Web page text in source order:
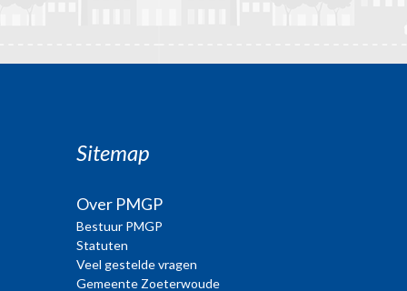
Sitemap
Over PMGP
Bestuur PMGP
Statuten
Veel gestelde vragen
Gemeente Zoeterwoude